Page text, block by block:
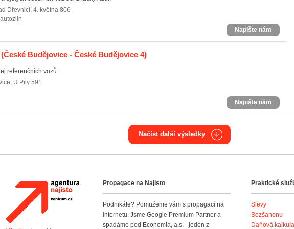
Dřevnicí, 4. května 806
Napište nám
(České Budějovice - České Budějovice 4)
referenčních vozů.
, U Pily 591
Napište nám
Načíst další výsledky
Agentura NajistoPropagace na Najisto
Podnikáte? Pomůžeme vám s propagací na
internetu. Jsme Google Premium Partner a
spadáme pod Economia, a.s. - jeden z
Praktické
Slevy
Bezšanonu
Daňová